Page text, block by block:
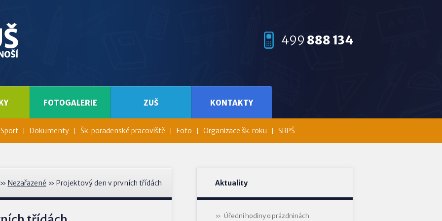
499 888 134
Sport Dokumenty Šk. poradenské pracoviště Foto Organizace šk. roku SRPŠ
FOTOGALERIE ZUŠ KONTAKTY
Nezařazené » Projektový den v prvních třídách Aktuality
Úřední hodiny o prázdninách